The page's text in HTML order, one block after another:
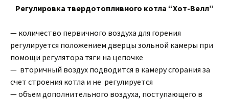
Регулировка твердотопливного котла “Хот-Велл”
— количество первичного воздуха для горения
регулируется положением дверцы зольной камеры при
помощи регулятора тяги на цепочке
— вторичный воздух подводится в камеру сгорания за
счет строения котла и не регулируется
— объем дополнительного воздуха, поступающего в